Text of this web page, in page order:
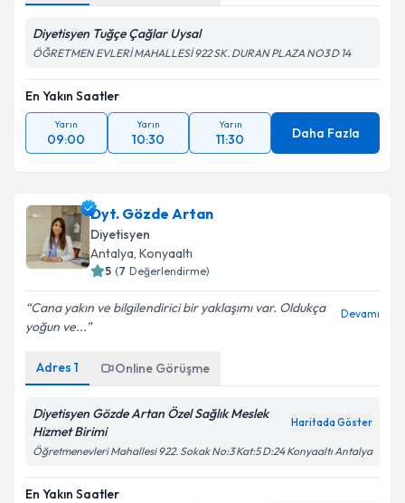
Diyetisyen Tuğçe Çağlar Uysal
ÖĞRETMEN EVLERİ MAHALLESİ 922 SK. DURAN PLAZA NO3 D 14
En Yakın Saatler
Yarın
09:00
Yarın
10:30
Yarın
11:30 Daha Fazla
Dyt. Gözde Artan
Diyetisyen
Antalya, Konyaaltı
5 (7 Değerlendirme)
Cana yakın ve bilgilendirici bir yaklaşımı var. Oldukça
yoğun ve...
Devamı
Adres 1 Online Görüşme
Diyetisyen Gözde Artan Özel Sağlık Meslek
Hizmet Birimi
Haritada Göster
Öğretmenevleri Mahallesi 922. Sokak No:3 Kat:5 D:24 Konyaaltı Antalya
En Yakın Saatler